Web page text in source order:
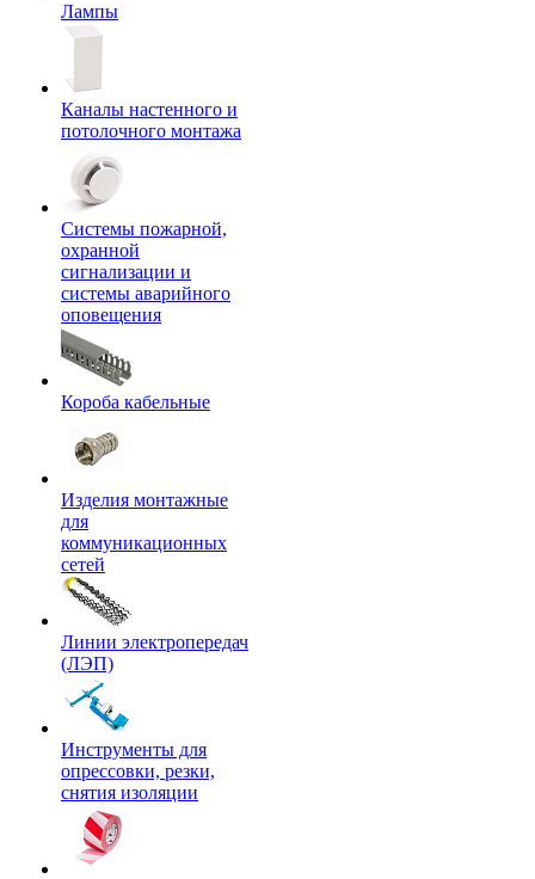
Лампы
Каналы настенного и
потолочного монтажа
Системы пожарной,
охранной
сигнализации и
системы аварийного
оповещения
Короба кабельные
Изделия монтажные
для
коммуникационных
сетей
Линии электропередач
(ЛЭП)
Инструменты для
опрессовки, резки,
снятия изоляции